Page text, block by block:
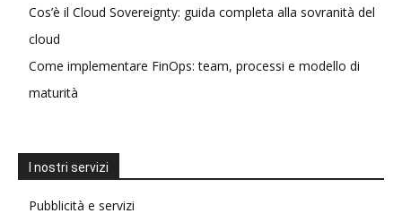
Cos’è il Cloud Sovereignty: guida completa alla sovranità del
cloud
Come implementare FinOps: team, processi e modello di
maturità
I nostri servizi
Pubblicità e servizi